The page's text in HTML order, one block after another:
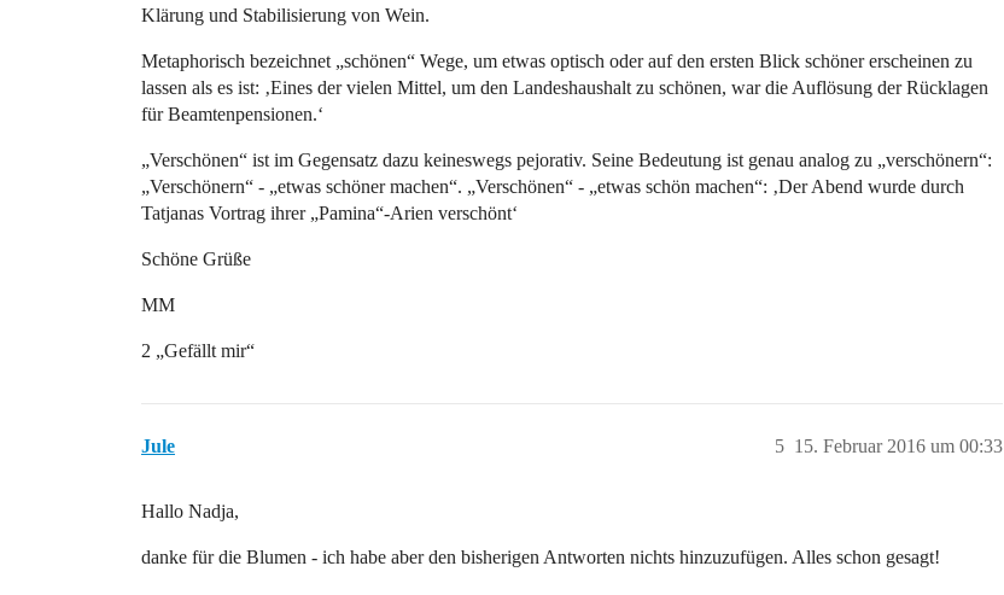
Klärung und Stabilisierung von Wein.
Metaphorisch bezeichnet „schönen“ Wege, um etwas optisch oder auf den ersten Blick schöner erscheinen zu
lassen als es ist: ‚Eines der vielen Mittel, um den Landeshaushalt zu schönen, war die Auflösung der Rücklagen
für Beamtenpensionen.‘
„Verschönen“ ist im Gegensatz dazu keineswegs pejorativ. Seine Bedeutung ist genau analog zu „verschönern“:
„Verschönern“ - „etwas schöner machen“. „Verschönen“ - „etwas schön machen“: ‚Der Abend wurde durch
Tatjanas Vortrag ihrer „Pamina“-Arien verschönt‘
Schöne Grüße
MM
2 „Gefällt mir“
Jule 15. Februar 2016 um 00:33
5
Hallo Nadja,
danke für die Blumen - ich habe aber den bisherigen Antworten nichts hinzuzufügen. Alles schon gesagt!